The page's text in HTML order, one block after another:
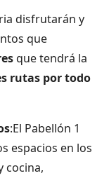
disfrutarán y
que
que tendrá la
rutas por todo
:El Pabellón 1
espacios en los
cocina,